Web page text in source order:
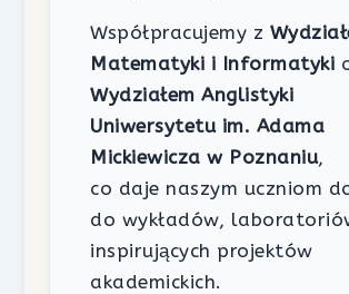
Współpracujemy z
Matematyki i Informatyki
Wydziałem Anglistyki
Uniwersytetu im. Adama
Mickiewicza w Poznaniu,
co daje naszym uczniom
do wykładów,
inspirujących projektów
akademickich.